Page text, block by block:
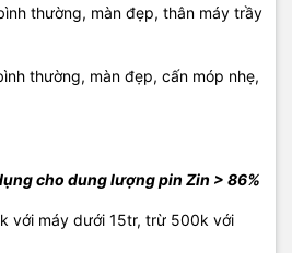
thường, màn đẹp, thân máy trầy
thường, màn đẹp, cấn móp nhẹ,
cho dung lượng pin Zin > 86%
với máy dưới 15tr, trừ 500k với